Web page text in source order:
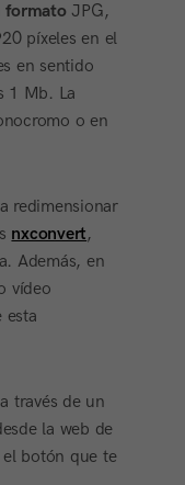
formato JPG,
píxeles en el
en sentido
1 Mb. La
o en
redimensionar
nxconvert,
Además, en
vídeo
esta
través de un
la web de
el botón que te